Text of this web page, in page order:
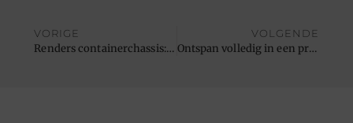
VORIGE
Renders containerchassis: De hoogste kwaliteit voor uw logistieke behoeften
VOLGENDE
Ontspan volledig in een privé-spa